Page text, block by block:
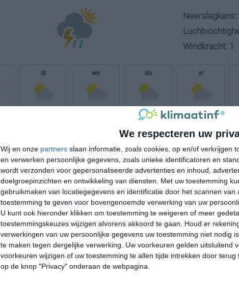
We respecteren uw
Wij en onze partners slaan informatie, zoals cookies, op en/of verkrijgen
en verwerken persoonlijke gegevens, zoals unieke identificatoren en
wordt verzonden voor gepersonaliseerde advertenties en inhoud,
doelgroepinzichten en ontwikkeling van diensten.
Met uw toestemming
gebruikmaken van locatiegegevens en identificatie door het scannen van
toestemming te geven voor bovengenoemde verwerking van uw
U kunt ook hieronder klikken om toestemming te weigeren of meer
toestemmingskeuzes wijzigen alvorens akkoord te gaan.
Houd er
verwerkingen van uw persoonlijke gegevens uw toestemming niet nodig
te maken tegen dergelijke verwerking. Uw voorkeuren gelden uitsluitend
voorkeuren wijzigen of uw toestemming te allen tijde intrekken door
op de knop "Privacy" onderaan de webpagina.
Neerslagkans:
Windkracht: 1
di wo do
33° 25°
vr
24°
27°C 26°C 25°C
14:00 17:00 20:00 23:00 02:00
14:00 17:00 20:00 23:00 02:00
ZZO 2 Z 2 Z 1 ZZO 1 ZZO 1
14:00 17:00 20:00